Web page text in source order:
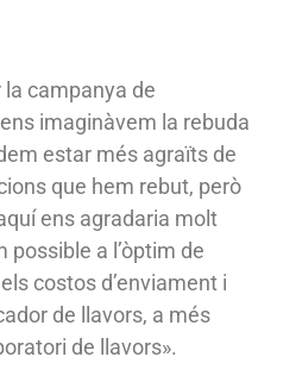
campanya de
imaginàvem la rebuda
estar més agraïts de
que hem rebut, però
ens agradaria molt
possible a l’òptim de
costos d’enviament i
de llavors, a més
de llavors».